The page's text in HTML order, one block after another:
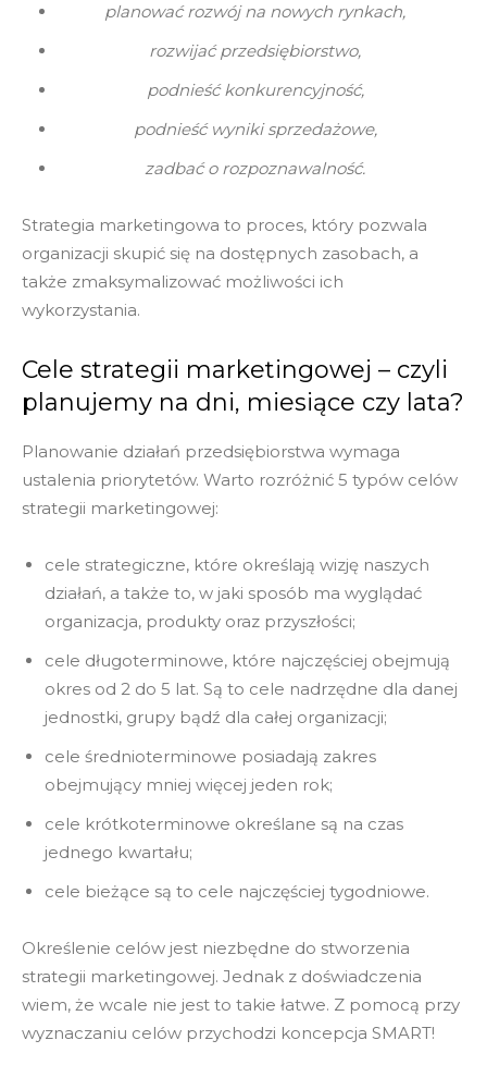
planować rozwój na nowych rynkach,
rozwijać przedsiębiorstwo,
podnieść konkurencyjność,
podnieść wyniki sprzedażowe,
zadbać o rozpoznawalność.
Strategia marketingowa to proces, który pozwala
organizacji skupić się na dostępnych zasobach, a
także zmaksymalizować możliwości ich
wykorzystania.
Cele strategii marketingowej – czyli
planujemy na dni, miesiące czy lata?
Planowanie działań przedsiębiorstwa wymaga
ustalenia priorytetów. Warto rozróżnić 5 typów celów
strategii marketingowej:
cele strategiczne, które określają wizję naszych
działań, a także to, w jaki sposób ma wyglądać
organizacja, produkty oraz przyszłości;
cele długoterminowe, które najczęściej obejmują
okres od 2 do 5 lat. Są to cele nadrzędne dla danej
jednostki, grupy bądź dla całej organizacji;
cele średnioterminowe posiadają zakres
obejmujący mniej więcej jeden rok;
cele krótkoterminowe określane są na czas
jednego kwartału;
cele bieżące są to cele najczęściej tygodniowe.
Określenie celów jest niezbędne do stworzenia
strategii marketingowej. Jednak z doświadczenia
wiem, że wcale nie jest to takie łatwe. Z pomocą przy
wyznaczaniu celów przychodzi koncepcja SMART!